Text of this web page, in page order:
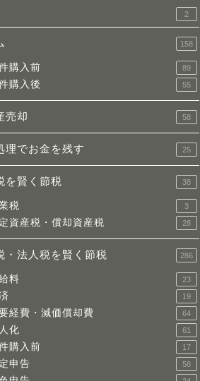
2
158
購入前 89
購入後 55
売却 58
理でお金を残す 25
を賢く節税 38
税 3
資産税・償却資産税 28
・法人税を賢く節税 286
料 23
19
経費・減価償却費 64
化 61
購入前 17
申告 58